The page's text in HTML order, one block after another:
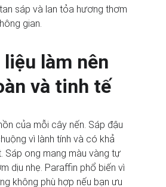
sáp và lan tỏa hương thơm
gian.
liệu làm nên
và tinh tế
của mỗi cây nến. Sáp đậu
vì lành tính và có khả
Sáp ong mang màu vàng tự
dịu nhẹ. Paraffin phổ biến vì
không phù hợp nếu bạn ưu